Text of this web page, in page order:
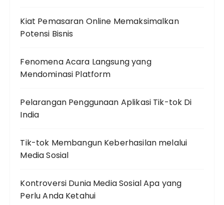
Kiat Pemasaran Online Memaksimalkan
Potensi Bisnis
Fenomena Acara Langsung yang
Mendominasi Platform
Pelarangan Penggunaan Aplikasi Tik-tok Di
India
Tik-tok Membangun Keberhasilan melalui
Media Sosial
Kontroversi Dunia Media Sosial Apa yang
Perlu Anda Ketahui